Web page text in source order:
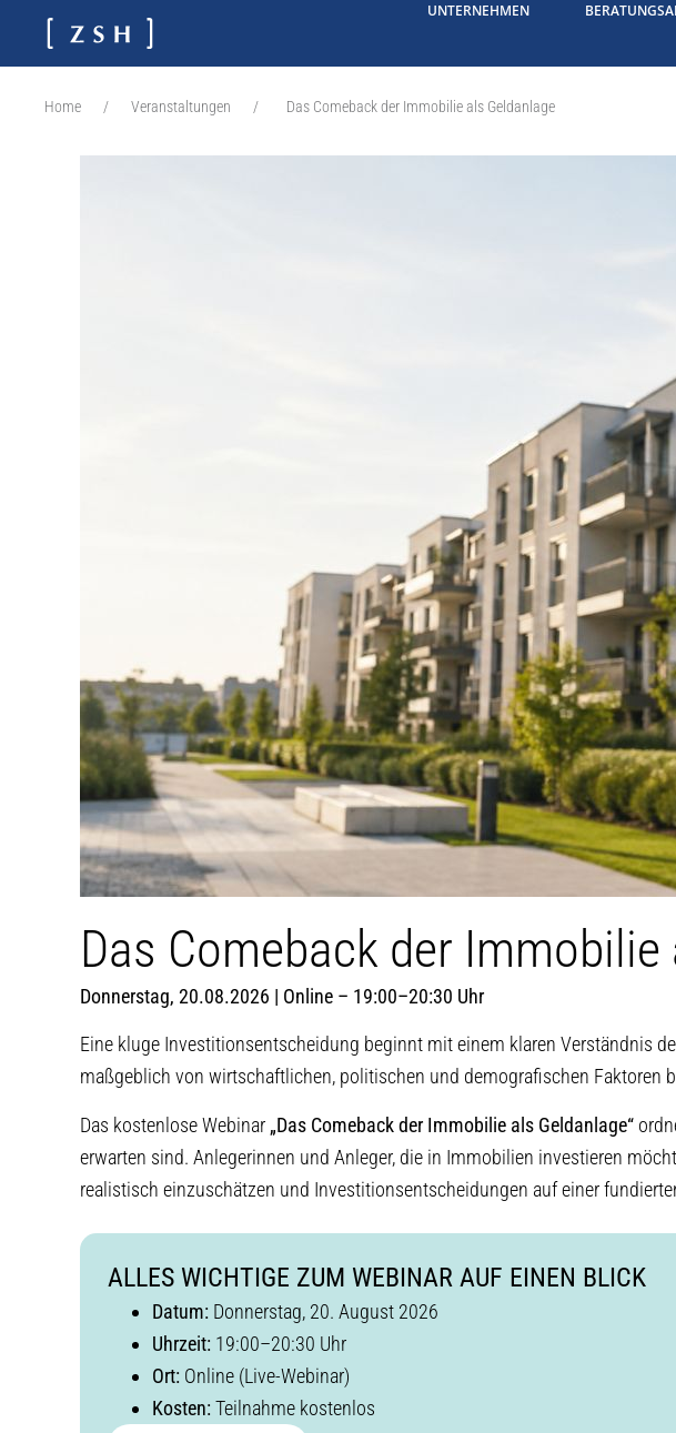
UNTERNEHMEN
Home Veranstaltungen Das Comeback der Immobilie als Geldanlage
Das Comeback der Immobilie
Donnerstag, 20.08.2026 | Online – 19:00–20:30 Uhr
Eine kluge Investitionsentscheidung beginnt mit einem klaren Verständnis
maßgeblich von wirtschaftlichen, politischen und demografischen Faktoren
Das kostenlose Webinar „Das Comeback der Immobilie als Geldanlage“
erwarten sind. Anlegerinnen und Anleger, die in Immobilien investieren
realistisch einzuschätzen und Investitionsentscheidungen auf einer
ALLES WICHTIGE ZUM WEBINAR AUF EINEN BLICK
Datum: Donnerstag, 20. August 2026
Uhrzeit: 19:00–20:30 Uhr
Ort: Online (Live-Webinar)
Kosten: Teilnahme kostenlos